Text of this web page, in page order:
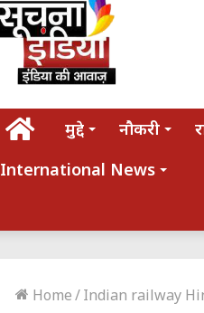
होम मुद्दे नौकरी
International News
Home/Indian railway